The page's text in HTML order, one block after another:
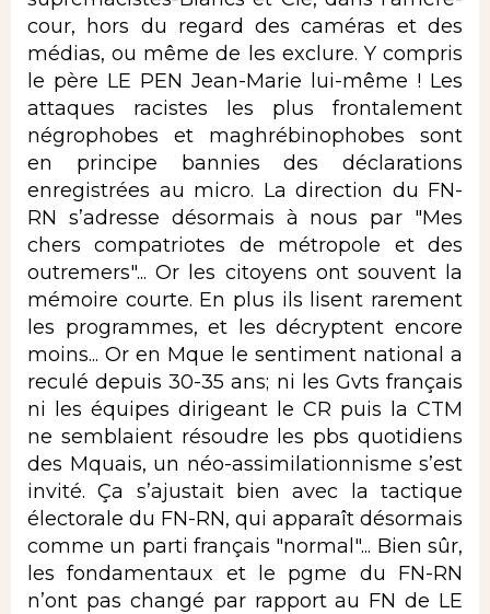
cour, hors du regard des caméras et des
médias, ou même de les exclure. Y compris
le père LE PEN Jean-Marie lui-même ! Les
attaques racistes les plus frontalement
négrophobes et maghrébinophobes sont
en principe bannies des déclarations
enregistrées au micro. La direction du FN-
RN s’adresse désormais à nous par "Mes
chers compatriotes de métropole et des
outremers"... Or les citoyens ont souvent la
mémoire courte. En plus ils lisent rarement
les programmes, et les décryptent encore
moins... Or en Mque le sentiment national a
reculé depuis 30-35 ans; ni les Gvts français
ni les équipes dirigeant le CR puis la CTM
ne semblaient résoudre les pbs quotidiens
des Mquais, un néo-assimilationnisme s’est
invité. Ça s’ajustait bien avec la tactique
électorale du FN-RN, qui apparaît désormais
comme un parti français "normal"... Bien sûr,
les fondamentaux et le pgme du FN-RN
n’ont pas changé par rapport au FN de LE